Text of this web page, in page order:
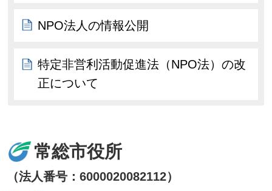
NPO法人の情報公開
特定非営利活動促進法（NPO法）の改
正について
常総市役所
（法人番号：6000020082112）